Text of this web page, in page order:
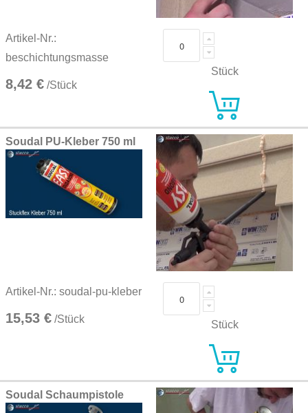
Artikel-Nr.:
beschichtungsmasse
8,42 € /Stück
Stück
Soudal PU-Kleber 750 ml
Artikel-Nr.: soudal-pu-kleber
15,53 € /Stück Stück
Soudal Schaumpistole